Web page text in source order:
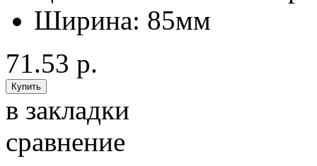
Ширина: 85мм
71.53 р.
в закладки
сравнение